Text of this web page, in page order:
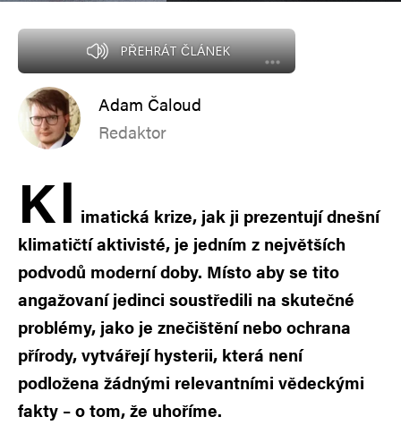
PŘEHRÁT ČLÁNEK
Adam Čaloud
Redaktor
Kl imatická krize, jak ji prezentují dnešní
klimatičtí aktivisté, je jedním z největších
podvodů moderní doby. Místo aby se tito
angažovaní jedinci soustředili na skutečné
problémy, jako je znečištění nebo ochrana
přírody, vytvářejí hysterii, která není
podložena žádnými relevantními vědeckými
fakty – o tom, že uhoříme.